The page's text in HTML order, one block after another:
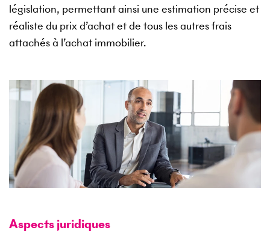
législation, permettant ainsi une estimation précise et
réaliste du prix d’achat et de tous les autres frais
attachés à l’achat immobilier.
Aspects juridiques